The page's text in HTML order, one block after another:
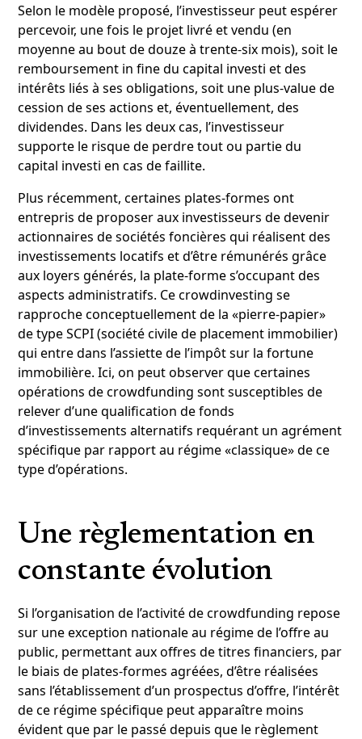
Selon le modèle proposé, l’investisseur peut espérer
percevoir, une fois le projet livré et vendu (en
moyenne au bout de douze à trente-six mois), soit le
remboursement in fine du capital investi et des
intérêts liés à ses obligations, soit une plus-value de
cession de ses actions et, éventuellement, des
dividendes. Dans les deux cas, l’investisseur
supporte le risque de perdre tout ou partie du
capital investi en cas de faillite.
Plus récemment, certaines plates-formes ont
entrepris de proposer aux investisseurs de devenir
actionnaires de sociétés foncières qui réalisent des
investissements locatifs et d’être rémunérés grâce
aux loyers générés, la plate-forme s’occupant des
aspects administratifs. Ce crowdinvesting se
rapproche conceptuellement de la «pierre-papier»
de type SCPI (société civile de placement immobilier)
qui entre dans l’assiette de l’impôt sur la fortune
immobilière. Ici, on peut observer que certaines
opérations de crowdfunding sont susceptibles de
relever d’une qualification de fonds
d’investissements alternatifs requérant un agrément
spécifique par rapport au régime «classique» de ce
type d’opérations.
Une règlementation en
constante évolution
Si l’organisation de l’activité de crowdfunding repose
sur une exception nationale au régime de l’offre au
public, permettant aux offres de titres financiers, par
le biais de plates-formes agréées, d’être réalisées
sans l’établissement d’un prospectus d’offre, l’intérêt
de ce régime spécifique peut apparaître moins
évident que par le passé depuis que le règlement